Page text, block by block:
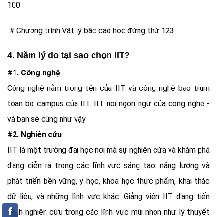
100
# Chương trình Vật lý bậc cao học đứng thứ 123
4. Năm lý do tại sao chọn IIT?
#1. Công nghệ
Công nghệ nằm trong tên của IIT và công nghệ bao trùm
toàn bộ campus của IIT. IIT nói ngôn ngữ của công nghệ -
và bạn sẽ cũng như vậy
#2. Nghiên cứu
IIT là một trường đại học nơi mà sự nghiên cứa và khám phá
đang diễn ra trong các lĩnh vực sáng tạo: năng lượng và
phát triển bền vững, y học, khoa học thực phẩm, khai thác
dữ liệu, và những lĩnh vực khác. Giảng viên IIT đang tiến
hành nghiên cứu trong các lĩnh vực mũi nhọn như lý thuyết